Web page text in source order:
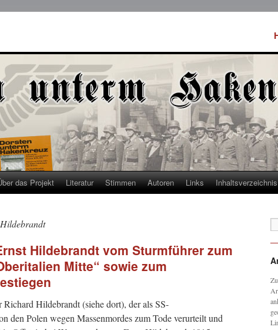
das Projekt Literatur Stimmen Autoren Links Inhaltsverzeichnis
Hildebrandt vom Sturmführer zum
Mitte“ sowie zum
Hildebrandt (siehe dort), der als SS-
den Polen wegen Massenmordes zum Tode verurteilt und